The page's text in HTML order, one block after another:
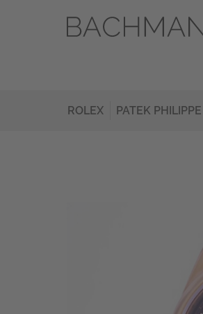
ROLEX PATEK PHILIPPE